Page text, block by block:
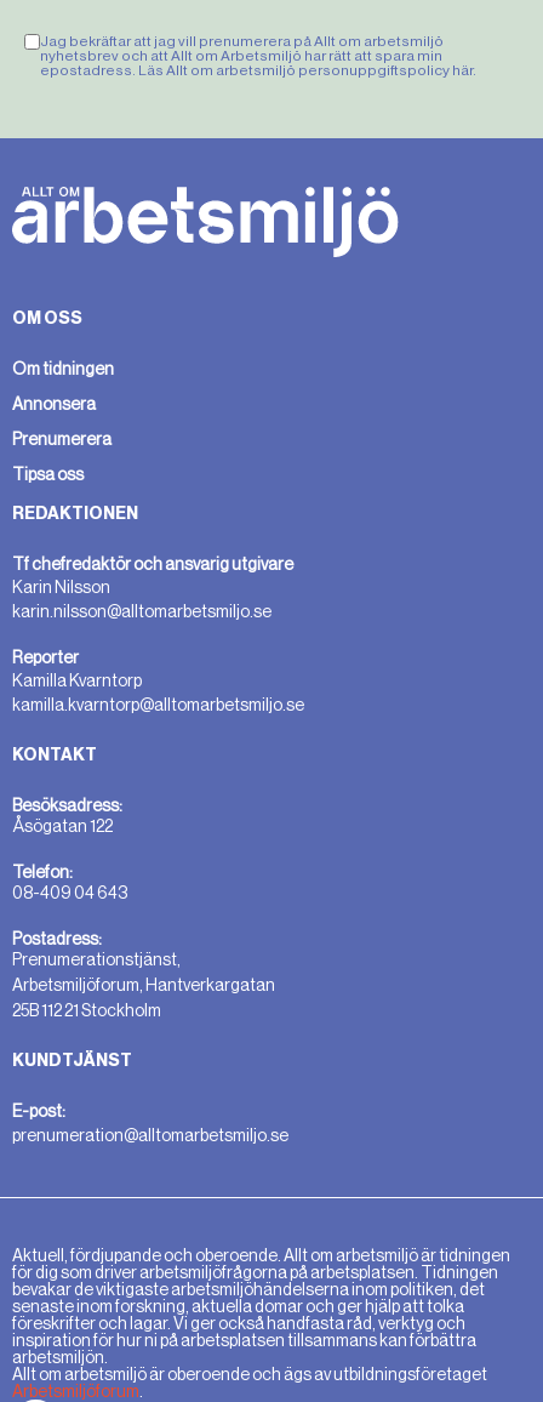
Jag bekräftar att jag vill prenumerera på Allt om arbetsmiljö
nyhetsbrev och att Allt om Arbetsmiljö har rätt att spara min
epostadress. Läs Allt om arbetsmiljö personuppgiftspolicy här.
OM OSS
Om tidningen
Annonsera
Prenumerera
Tipsa oss
REDAKTIONEN
Tf chefredaktör och ansvarig utgivare
Karin Nilsson
karin.nilsson@alltomarbetsmiljo.se
Reporter
Kamilla Kvarntorp
kamilla.kvarntorp@alltomarbetsmiljo.se
KONTAKT
Besöksadress:
Åsögatan 122
Telefon:
08-409 04 643
Postadress:
Prenumerationstjänst,
Arbetsmiljöforum, Hantverkargatan
25B 112 21 Stockholm
KUNDTJÄNST
E-post:
prenumeration@alltomarbetsmiljo.se
Aktuell, fördjupande och oberoende. Allt om arbetsmiljö är tidningen
för dig som driver arbetsmiljöfrågorna på arbetsplatsen. Tidningen
bevakar de viktigaste arbetsmiljöhändelserna inom politiken, det
senaste inom forskning, aktuella domar och ger hjälp att tolka
föreskrifter och lagar. Vi ger också handfasta råd, verktyg och
inspiration för hur ni på arbetsplatsen tillsammans kan förbättra
arbetsmiljön.
Allt om arbetsmiljö är oberoende och ägs av utbildningsföretaget
Arbetsmiljöforum